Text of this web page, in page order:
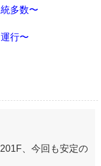
多数〜
行〜
、今回も安定の